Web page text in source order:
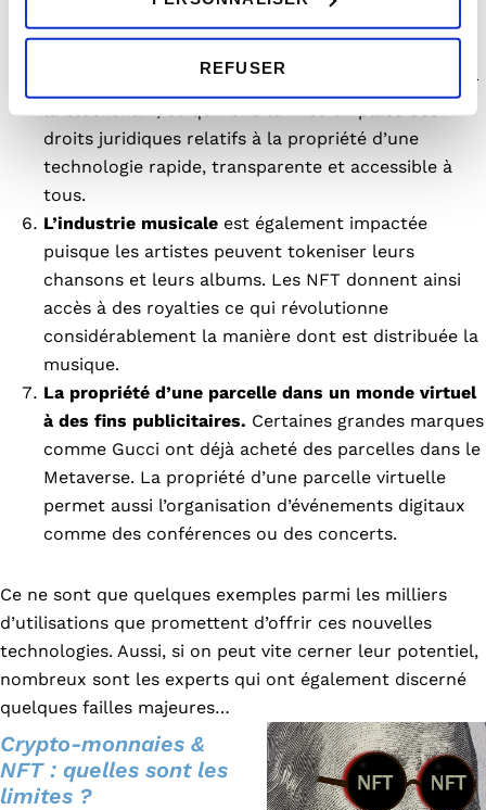
REFUSER
Lestechnologies brevetéessont protégées sur la
transfert ou l’utilisation d’un brevet est inscrite sur
la blockchain, ce qui rend la mise en place des
droits juridiques relatifs à la propriété d’une
technologie rapide, transparente et accessible à
tous.
L’industrie musicale est également impactée
puisque les artistes peuvent tokeniser leurs
chansons et leurs albums. Les NFT donnent ainsi
accès à des royalties ce qui révolutionne
considérablement la manière dont est distribuée la
musique.
La propriété d’une parcelle dans un monde virtuel
à des fins publicitaires. Certaines grandes marques
comme Gucci ont déjà acheté des parcelles dans le
Metaverse. La propriété d’une parcelle virtuelle
permet aussi l’organisation d’événements digitaux
comme des conférences ou des concerts.
Ce ne sont que quelques exemples parmi les milliers
d’utilisations que promettent d’offrir ces nouvelles
technologies. Aussi, si on peut vite cerner leur potentiel,
nombreux sont les experts qui ont également discerné
quelques failles majeures…
Crypto-monnaies &
NFT : quelles sont les
limites ?